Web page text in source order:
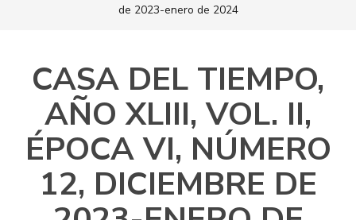
de 2023-enero de 2024
CASA DEL TIEMPO,
AÑO XLIII, VOL. II,
ÉPOCA VI, NÚMERO
12, DICIEMBRE DE